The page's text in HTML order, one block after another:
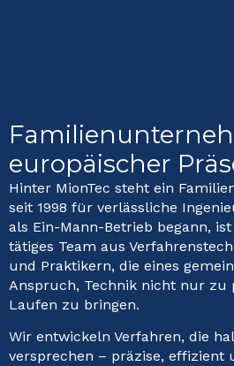
europäischer
Hinter MionTec steht ein
seit 1998 für verlässliche
als Ein-Mann-Betrieb begann,
tätiges Team aus
und Praktikern, die eines
Anspruch, Technik nicht nur zu
Laufen zu bringen.
Wir entwickeln Verfahren, die
versprechen – präzise, effizient